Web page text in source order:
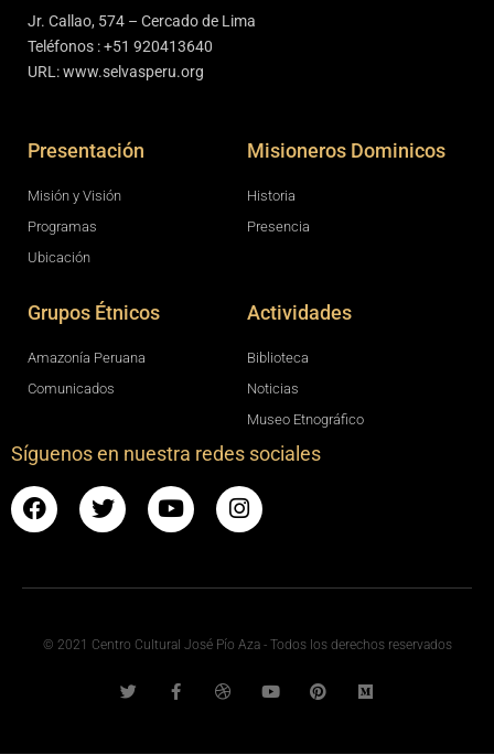
Jr. Callao, 574 – Cercado de Lima
Teléfonos : +51 920413640
URL: www.selvasperu.org
Presentación
Misión y Visión
Programas
Ubicación
Misioneros Dominicos
Historia
Presencia
Grupos Étnicos
Amazonía Peruana
Comunicados
Actividades
Biblioteca
Noticias
Museo Etnográfico
Síguenos en nuestra redes sociales
© 2021 Centro Cultural José Pío Aza - Todos los derechos reservados